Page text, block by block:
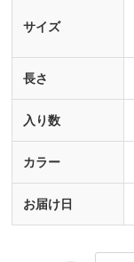
サイズ
長さ
入り数
カラー
お届け日